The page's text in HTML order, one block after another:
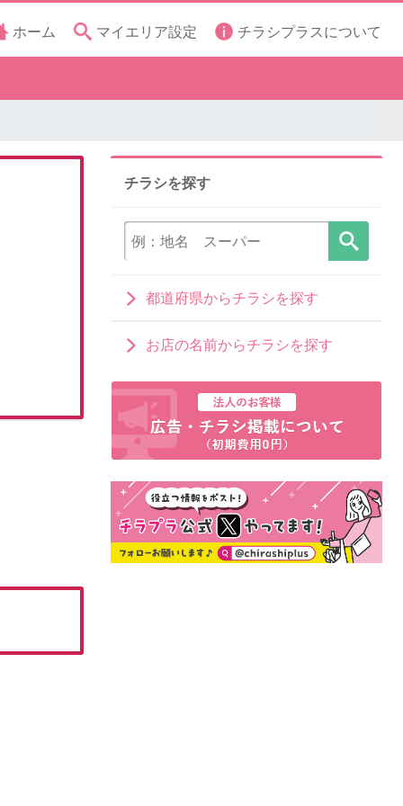
ホーム マイエリア設定 チラシプラスについて
チラシを探す
都道府県からチラシを探す
お店の名前からチラシを探す